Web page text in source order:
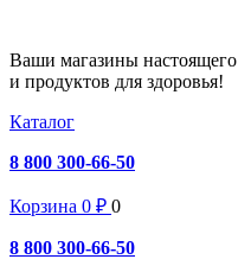
Ваши магазины
и продуктов для здоровья!
Каталог
8 800 300-66-50
Корзина 0 ₽ 0
8 800 300-66-50